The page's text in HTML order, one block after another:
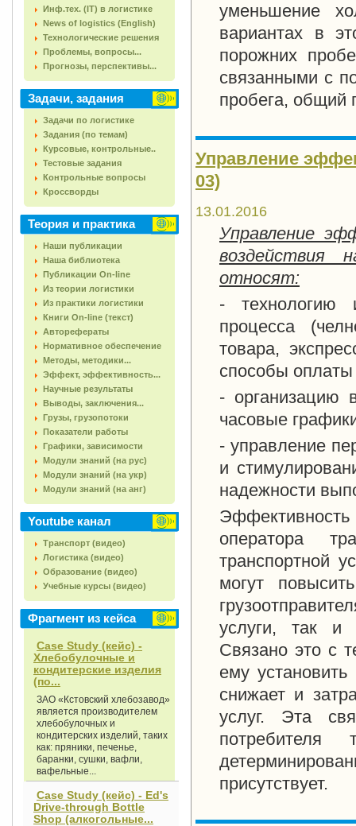
Инф.тех. (IT) в логистике
News of logistics (English)
Технологические решения
Проблемы, вопросы...
Прогнозы, перспективы...
Задачи, задания
Задачи по логистике
Задания (по темам)
Курсовые, контрольные..
Тестовые задания
Контрольные вопросы
Кроссворды
Теория и практика
Наши публикации
Наша библиотека
Публикации On-line
Из теории логистики
Из практики логистики
Книги On-line (текст)
Авторефераты
Нормативное обеспечение
Методы, методики...
Эффект, эффективность...
Научные результаты
Выводы, заключения...
Грузы, грузопотоки
Показатели работы
Графики, зависимости
Модули знаний (на рус)
Модули знаний (на укр)
Модули знаний (на анг)
Youtube канал
Транспорт (видео)
Логистика (видео)
Образование (видео)
Учебные курсы (видео)
Фрагмент из кейса
Case Study (кейс) -
Хлебобулочные и
кондитерские изделия
(по...
ЗАО «Кстовский хлебозавод»
является производителем
хлебобулочных и
кондитерских изделий, таких
как: пряники, печенье,
баранки, сушки, вафли,
вафельные...
Case Study (кейс) - Ed's
Drive-through Bottle
Shop (алкогольные...
уменьшение
вариантах в
порожних
связанными с
пробега, общий
Управление
03)
13.01.2016
Управление
воздействия
относят:
- технологию
процесса
товара,
способы оплаты
- организацию
часовые
- управление
и
надежности
оператора
транспортной
могут
услуги, так и
Связано это с
ему
снижает и
услуг. Эта
потребителя
присутствует.